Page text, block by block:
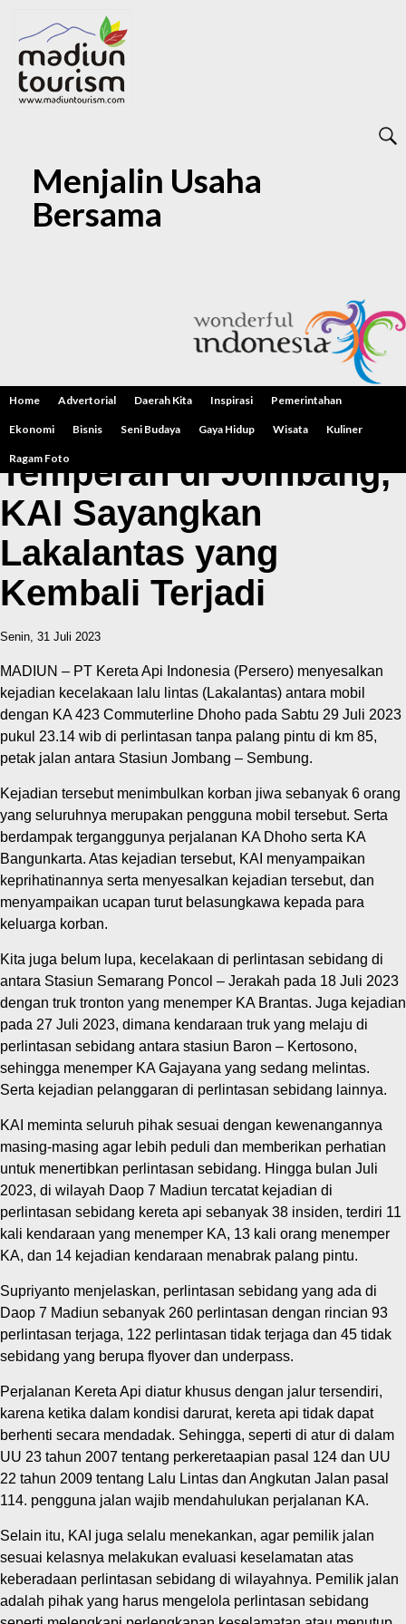
Menjalin Usaha
Bersama
Home Advertorial Daerah Kita Inspirasi Pemerintahan
Ekonomi Bisnis Seni Budaya Gaya Hidup Wisata Kuliner
Ragam Foto
Temperan di Jombang,
KAI Sayangkan
Lakalantas yang
Kembali Terjadi
Senin, 31 Juli 2023
MADIUN – PT Kereta Api Indonesia (Persero) menyesalkan
kejadian kecelakaan lalu lintas (Lakalantas) antara mobil
dengan KA 423 Commuterline Dhoho pada Sabtu 29 Juli 2023
pukul 23.14 wib di perlintasan tanpa palang pintu di km 85,
petak jalan antara Stasiun Jombang – Sembung.
Kejadian tersebut menimbulkan korban jiwa sebanyak 6 orang
yang seluruhnya merupakan pengguna mobil tersebut. Serta
berdampak terganggunya perjalanan KA Dhoho serta KA
Bangunkarta. Atas kejadian tersebut, KAI menyampaikan
keprihatinannya serta menyesalkan kejadian tersebut, dan
menyampaikan ucapan turut belasungkawa kepada para
keluarga korban.
Kita juga belum lupa, kecelakaan di perlintasan sebidang di
antara Stasiun Semarang Poncol – Jerakah pada 18 Juli 2023
dengan truk tronton yang menemper KA Brantas. Juga kejadian
pada 27 Juli 2023, dimana kendaraan truk yang melaju di
perlintasan sebidang antara stasiun Baron – Kertosono,
sehingga menemper KA Gajayana yang sedang melintas.
Serta kejadian pelanggaran di perlintasan sebidang lainnya.
KAI meminta seluruh pihak sesuai dengan kewenangannya
masing-masing agar lebih peduli dan memberikan perhatian
untuk menertibkan perlintasan sebidang. Hingga bulan Juli
2023, di wilayah Daop 7 Madiun tercatat kejadian di
perlintasan sebidang kereta api sebanyak 38 insiden, terdiri 11
kali kendaraan yang menemper KA, 13 kali orang menemper
KA, dan 14 kejadian kendaraan menabrak palang pintu.
Supriyanto menjelaskan, perlintasan sebidang yang ada di
Daop 7 Madiun sebanyak 260 perlintasan dengan rincian 93
perlintasan terjaga, 122 perlintasan tidak terjaga dan 45 tidak
sebidang yang berupa flyover dan underpass.
Perjalanan Kereta Api diatur khusus dengan jalur tersendiri,
karena ketika dalam kondisi darurat, kereta api tidak dapat
berhenti secara mendadak. Sehingga, seperti di atur di dalam
UU 23 tahun 2007 tentang perkeretaapian pasal 124 dan UU
22 tahun 2009 tentang Lalu Lintas dan Angkutan Jalan pasal
114. pengguna jalan wajib mendahulukan perjalanan KA.
Selain itu, KAI juga selalu menekankan, agar pemilik jalan
sesuai kelasnya melakukan evaluasi keselamatan atas
keberadaan perlintasan sebidang di wilayahnya. Pemilik jalan
adalah pihak yang harus mengelola perlintasan sebidang